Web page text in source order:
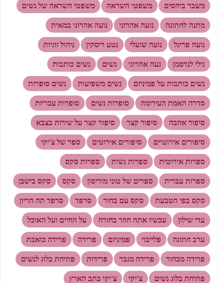
משבר ביחסים משפטי השראה משפטי השראה של נשים
מתנה לחתונה נועה אהרוני נועה אהרוני במאית
נועה פריגל נועה שועלי נטע ריסקין ניהול זוגיות
נילי לנדסמן נעה אהרוני נשים נשים כותבות
נשים כותבות על פמיניזם נשים משפיעות נשים סופרות
סדרה האמת העירומה סופרות נשים סופרות עבריות
סיפור אהבה סיפור קצר סיפור קצר על שירות בצבא
סיפורים אירוטיים סיפורים אירוטים ספר של צ'יקי
ספרות אירוטית ספרות נשית ספרות סקס
ספרות עברית ספרים של טוני מוריסון סקס סקס בישבן
סקס בפי הטבעת סקס עם בחור סרפד סרפד תה הריון
עדי שילון עכשיו אתה חוזר בחזרה על החיים ועל האוכל
ערב חתונה פלייבוי פמיניזם פרידה פרידה כואבת
פרידה מבחור פרידה מגבר פרידות פתיחת בלוג לנשים
פתיחת בלוג נשים צ'יקי צ'יקי כתב הארץ